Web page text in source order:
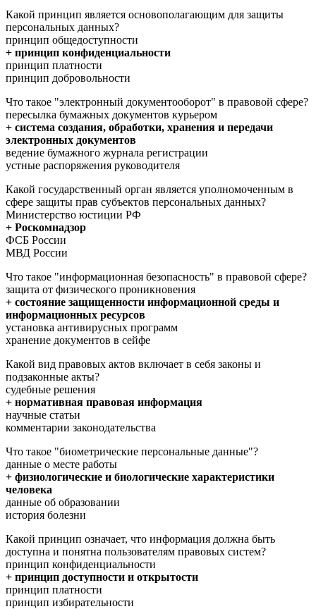
Какой принцип является основополагающим для защиты
персональных данных?
принцип общедоступности
+ принцип конфиденциальности
принцип платности
принцип добровольности
Что такое "электронный документооборот" в правовой сфере?
пересылка бумажных документов курьером
+ система создания, обработки, хранения и передачи
электронных документов
ведение бумажного журнала регистрации
устные распоряжения руководителя
Какой государственный орган является уполномоченным в
сфере защиты прав субъектов персональных данных?
Министерство юстиции РФ
+ Роскомнадзор
ФСБ России
МВД России
Что такое "информационная безопасность" в правовой сфере?
защита от физического проникновения
+ состояние защищенности информационной среды и
информационных ресурсов
установка антивирусных программ
хранение документов в сейфе
Какой вид правовых актов включает в себя законы и
подзаконные акты?
судебные решения
+ нормативная правовая информация
научные статьи
комментарии законодательства
Что такое "биометрические персональные данные"?
данные о месте работы
+ физиологические и биологические характеристики
человека
данные об образовании
история болезни
Какой принцип означает, что информация должна быть
доступна и понятна пользователям правовых систем?
принцип конфиденциальности
+ принцип доступности и открытости
принцип платности
принцип избирательности